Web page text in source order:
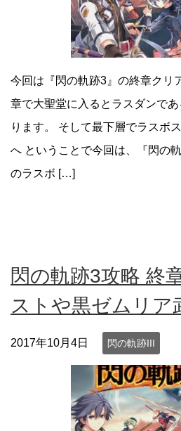
今回は『閃の軌跡3』の終章クリ
章で大聖堂に入るとラスダンで
ります。 そして最下層でラスボ
へ ということで今回は、『閃の
のラスボ […]
閃の軌跡3攻略 終
ストや黒ゼムリア
2017年10月4日 閃の軌跡III